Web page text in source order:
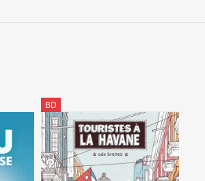
BD